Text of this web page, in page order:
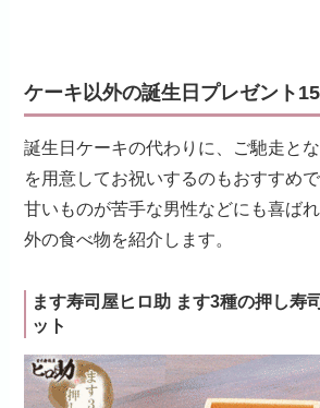
ケーキ以外の誕生日プレゼント
誕生日ケーキの代わりに、ご馳走と
を用意してお祝いするのもおすすめで
甘いものが苦手な男性などにも喜ば
外の食べ物を紹介します。
ます寿司屋ヒロ助 ます3種の押し寿
ット